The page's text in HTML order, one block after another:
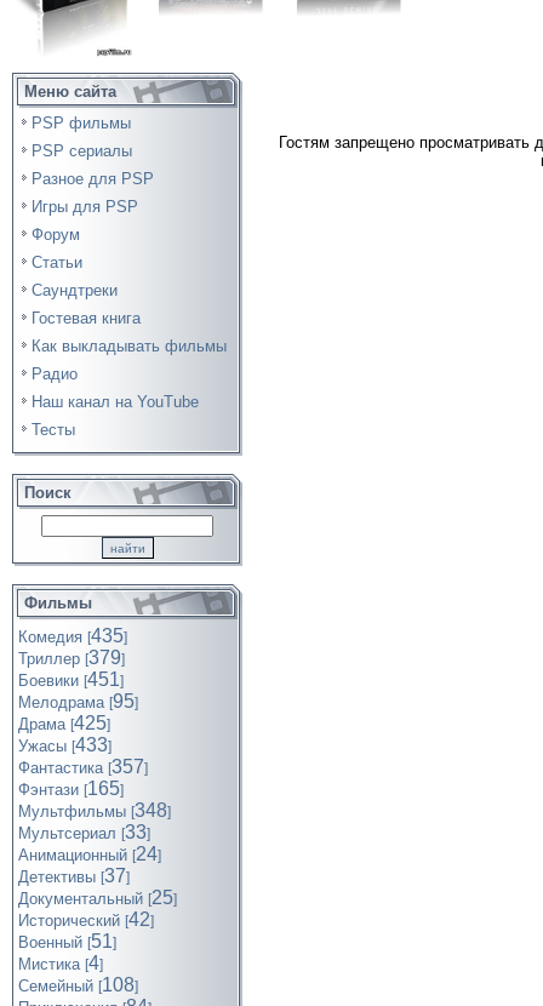
Меню сайта
PSP фильмы
PSP сериалы
Разное для PSP
Игры для PSP
Форум
Статьи
Саундтреки
Гостевая книга
Как выкладывать фильмы
Радио
Наш канал на YouTube
Тесты
Поиск
Фильмы
Комедия [435]
Триллер [379]
Боевики [451]
Мелодрама [95]
Драма [425]
Ужасы [433]
Фантастика [357]
Фэнтази [165]
Мультфильмы [348]
Мультсериал [33]
Анимационный [24]
Детективы [37]
Документальный [25]
Исторический [42]
Военный [51]
Мистика [4]
Семейный [108]
Гостям запрещено просматривать